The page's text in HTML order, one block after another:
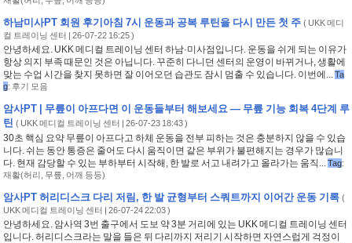
하남미사PT 회원 후기아침 7시 운동과 공복 루틴을 다시 만든 첫 주 (UKK 메디
컬 트레이닝 센터 | 26-07-22 16:25 )
안녕하세요. UKK 메디컬 트레이닝 센터 하남·미사점입니다. 운동을 쉬게 되는 이유가
항상 의지 부족 때문인 것은 아닙니다. 꾸준히 다니던 센터의 운영이 바뀌거나, 생활에
맞는 수업 시간을 찾지 못하면 잘 이어오던 습관도 잠시 멈출 수 있습니다. 이번에...Ta
g: 후기 모음
암사PT | 무릎이 아프다면 이 운동들부터 해보세요 — 무릎 기능 회복 4단계 루
틴 (UKK 메디컬 트레이닝 센터 | 26-07-23 18:43 )
30초 핵심 요약 무릎이 아프다고 하체 운동을 전부 피하는 것은 충분하지 않을 수 있습
니다. 쉬는 동안 통증은 줄어도 다시 움직이면 같은 부위가 불편해지는 경우가 많습니
다. 현재 감당할 수 있는 부하부터 시작해, 한 발로 서고 내려가고 올라가는 움직...Tag:
재활(허리 무릎 어깨 등등)
암사PT 허리디스크 다리 저림, 한 발 균형부터 스쿼트까지 이어간 운동 기록 (
UKK 메디컬 트레이닝 센터 | 26-07-24 22:03 )
안녕하세요. 암사역 3번 출구에서 도보 약 3분 거리에 있는 UKK 메디컬 트레이닝 센터
입니다. 허리디스크라는 말을 들은 뒤 다리까지 저리기 시작하면 자연스럽게 걱정이